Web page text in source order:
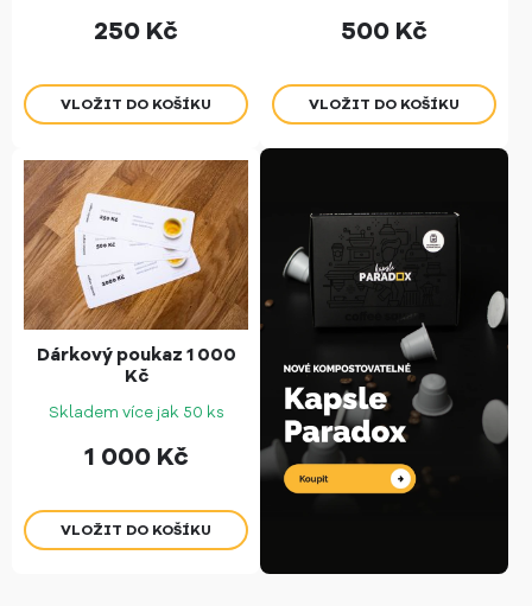
250 Kč 500 Kč
Dárkový poukaz 1 000
Kč
Skladem více jak 50 ks
1 000 Kč